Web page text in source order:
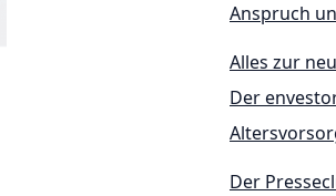
Anspruch
Alles zur
Der
Der